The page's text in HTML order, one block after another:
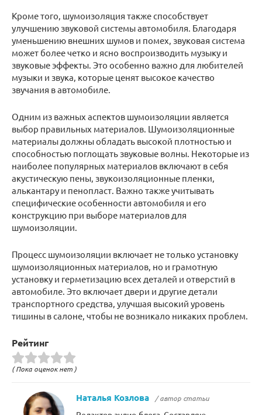
Кроме того, шумоизоляция также способствует
улучшению звуковой системы автомобиля. Благодаря
уменьшению внешних шумов и помех, звуковая система
может более четко и ясно воспроизводить музыку и
звуковые эффекты. Это особенно важно для любителей
музыки и звука, которые ценят высокое качество
звучания в автомобиле.
Одним из важных аспектов шумоизоляции является
выбор правильных материалов. Шумоизоляционные
материалы должны обладать высокой плотностью и
способностью поглощать звуковые волны. Некоторые из
наиболее популярных материалов включают в себя
акустическую пены, звукоизоляционные пленки,
алькантару и пенопласт. Важно также учитывать
специфические особенности автомобиля и его
конструкцию при выборе материалов для
шумоизоляции.
Процесс шумоизоляции включает не только установку
шумоизоляционных материалов, но и грамотную
установку и герметизацию всех деталей и отверстий в
автомобиле. Это включает двери и другие детали
транспортного средства, улучшая высокий уровень
тишины в салоне, чтобы не возникало никаких проблем.
Рейтинг
( Пока оценок нет )
Наталья Козлова / автор статьи